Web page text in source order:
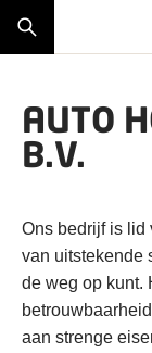
AUTO
B.V.
Ons bedrijf is lid
van uitstekende
de weg op kunt.
aan strenge